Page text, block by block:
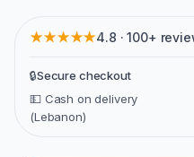
★★★★★4.8 · 100+
🔒Secure checkout
💵 Cash on delivery
(Lebanon)